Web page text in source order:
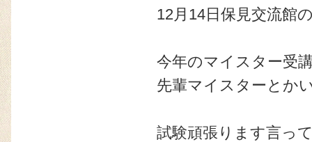
12月14日保見交流館
今年のマイスター受
先輩マイスターとか
試験頑張ります言っ